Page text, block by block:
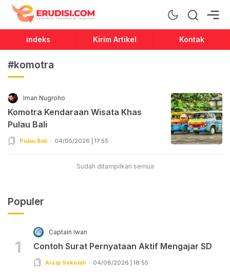
Erudisi
Temukan Jawaban dan Inspirasi
indeks Kirim Artikel Kontak
#komotra
Iman Nugroho
Komotra Kendaraan Wisata Khas
Pulau Bali
Pulau Bali 04/05/2026 | 17:55
Sudah ditampilkan semua
Populer
1
Captain Iwan
Contoh Surat Pernyataan Aktif Mengajar SD
Arsip Sekolah 04/08/2026 | 18:55